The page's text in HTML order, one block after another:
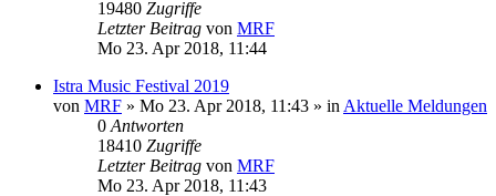
19480 Zugriffe
Letzter Beitrag von MRF
Mo 23. Apr 2018, 11:44
Istra Music Festival 2019
von MRF » Mo 23. Apr 2018, 11:43 » in Aktuelle Meldungen
0 Antworten
18410 Zugriffe
Letzter Beitrag von MRF
Mo 23. Apr 2018, 11:43